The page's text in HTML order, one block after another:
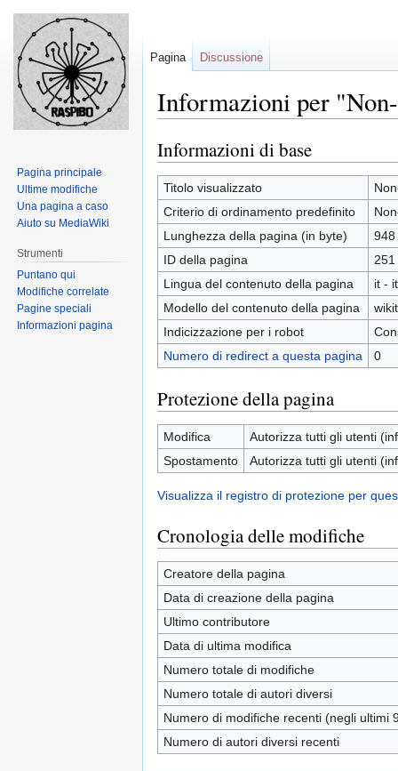
Informazioni per
Jump
to
navigation
Jump
to
search
Informazioni di base
Titolo visualizzato
Criterio di ordinamento predefinito
Lunghezza della pagina (in byte)
948
ID della pagina
251
Lingua del contenuto della pagina
it -
Modello del contenuto della pagina
Indicizzazione per i robot
Numero di redirect a questa pagina
0
Protezione della pagina
Modifica
Autorizza tutti gli utenti
Spostamento
Autorizza tutti gli utenti
Visualizza il registro di protezione per
Cronologia delle modifiche
Creatore della pagina
Data di creazione della pagina
Ultimo contributore
Data di ultima modifica
Numero totale di modifiche
Numero totale di autori diversi
Numero di modifiche recenti (negli ultimi
Numero di autori diversi recenti
Pagina Discussione
Pagina principale
Ultime modifiche
Una pagina a caso
Aiuto su MediaWiki
Strumenti
Puntano qui
Modifiche correlate
Pagine speciali
Informazioni pagina